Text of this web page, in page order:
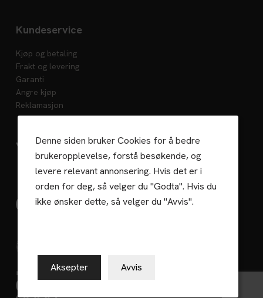
Denne siden bruker Cookies for å bedre
brukeropplevelse, forstå besøkende, og
levere relevant annonsering. Hvis det er i
orden for deg, så velger du "Godta". Hvis du
ikke ønsker dette, så velger du "Avvis".
Aksepter Avvis
Kundeservice
Kjøp og betaling
Frakt og levering
Garanti
Angre kjøp
Reklamasjon
Vedlikehold